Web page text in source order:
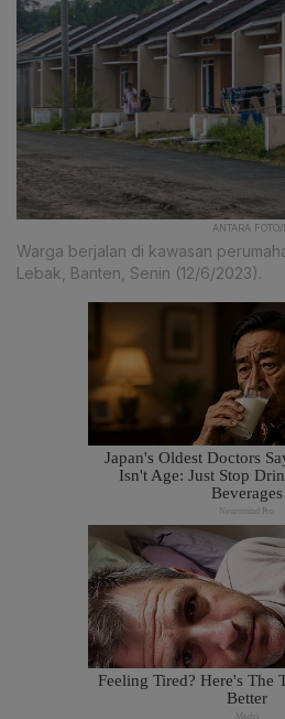
ANTARA
Warga berjalan di kawasan
Lebak, Banten, Senin (12/6/2023).